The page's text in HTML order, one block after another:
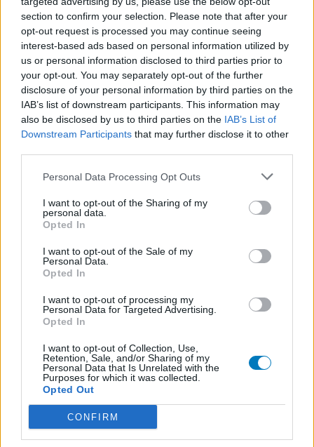
section to confirm your selection. Please note that after your
opt-out request is processed you may continue seeing
interest-based ads based on personal information utilized by
us or personal information disclosed to third parties prior to
your opt-out. You may separately opt-out of the further
disclosure of your personal information by third parties on the
IAB’s list of downstream participants. This information may
also be disclosed by us to third parties on the IAB’s List of
Downstream Participants that may further disclose it to other
Personal Data Processing Opt Outs
I want to opt-out of the Sharing of my
personal data.
Opted In
I want to opt-out of the Sale of my
Personal Data.
Opted In
I want to opt-out of processing my
Personal Data for Targeted Advertising.
Opted In
I want to opt-out of Collection, Use,
Retention, Sale, and/or Sharing of my
Personal Data that Is Unrelated with the
Purposes for which it was collected.
Opted Out
CONFIRM